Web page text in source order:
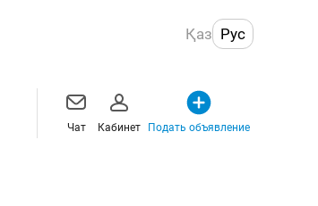
Қаз Рус
Чат Кабинет Подать объявление